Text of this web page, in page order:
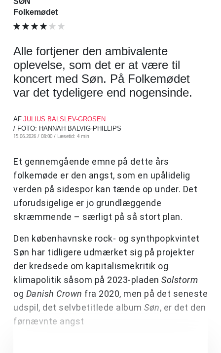
Folkemødet
Alle fortjener den ambivalente
oplevelse, som det er at være til
koncert med Søn. På Folkemødet
var det tydeligere end nogensinde.
AF JULIUS BALSLEV-GROSEN
/ FOTO: HANNAH BALVIG-PHILLIPS
15.06.2026 / 08:00 / Læsetid: 4 min
Et gennemgående emne på dette års
folkemøde er den angst, som en upålidelig
verden på sidespor kan tænde op under. Det
uforudsigelige er jo grundlæggende
skræmmende – særligt på så stort plan.
Den københavnske rock- og synthpopkvintet
Søn har tidligere udmærket sig på projekter
der kredsede om kapitalismekritik og
klimapolitik såsom på 2023-pladen Solstorm
og Danish Crown fra 2020, men på det seneste
udspil, det selvbetitlede album Søn, er det den
førnævnte angst